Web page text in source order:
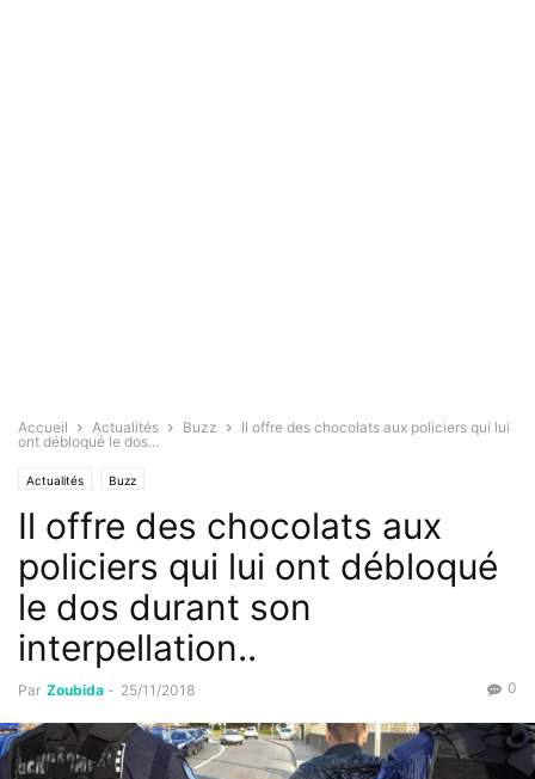
Accueil Actualités Buzz
Il offre des chocolats aux policiers qui lui
ont débloqué le dos...
Actualités Buzz
Il offre des chocolats aux
policiers qui lui ont débloqué
le dos durant son
interpellation..
Par Zoubida - 25/11/2018 0